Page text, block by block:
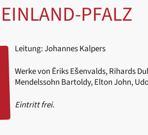
PFALZ
Leitung: Johannes Kalpers
Werke von Ēriks Ešenvalds, Rihards
Mendelssohn Bartoldy, Elton John,
Eintritt frei.